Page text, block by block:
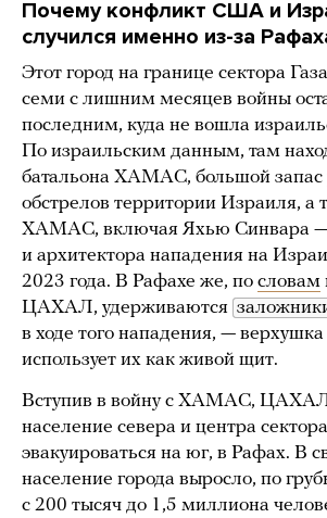
Почему конфликт США и
случился именно из-за
Этот город на границе сектора
семи с лишним месяцев войны
последним, куда не вошла
По израильским данным, там
батальона ХАМАС, большой запас
обстрелов территории Израиля, а
ХАМАС, включая Яхью Синвара —
и архитектора нападения на
2023 года. В Рафахе же, по словам
ЦАХАЛ, удерживаются
в ходе того нападения, —
использует их как живой щит.
Вступив в войну с ХАМАС,
население севера и центра
эвакуироваться на юг, в Рафах. В
население города выросло, по
с 200 тысяч до 1,5 миллиона